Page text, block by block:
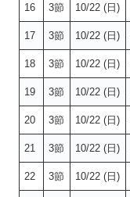
16 3節 10/22 (日)
17 3節 10/22 (日)
18 3節 10/22 (日)
19 3節 10/22 (日)
20 3節 10/22 (日)
21 3節 10/22 (日)
22 3節 10/22 (日)